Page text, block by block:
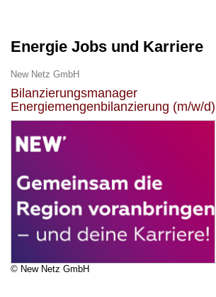
Energie Jobs und Karriere
New Netz GmbH
Bilanzierungsmanager
Energiemengenbilanzierung (m/w/d)
© New Netz GmbH